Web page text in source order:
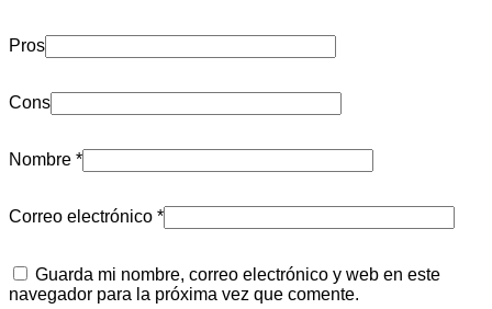
Pros
Cons
Nombre *
Correo electrónico *
Guarda mi nombre, correo electrónico y web en este
navegador para la próxima vez que comente.